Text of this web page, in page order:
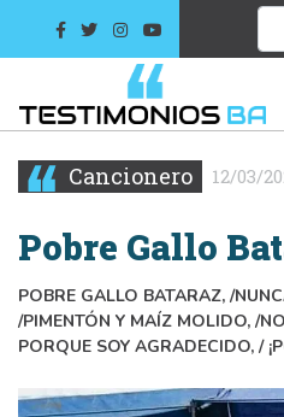
Cancionero 12/03/
Pobre Gallo
POBRE GALLO BATARAZ, /
/PIMENTÓN Y MAÍZ MOLIDO, /
PORQUE SOY AGRADECIDO, /